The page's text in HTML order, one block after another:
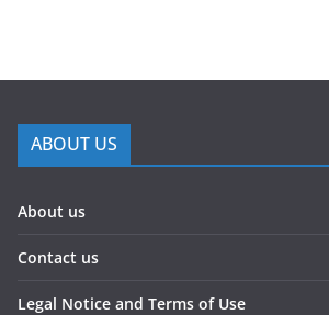
ABOUT US
About us
Contact us
Legal Notice and Terms of Use